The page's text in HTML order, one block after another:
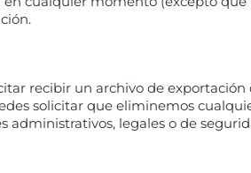
recibir un archivo de
solicitar que eliminemos
administrativos, legales o de